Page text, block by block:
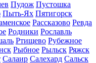
Пудож Пустошка
Пыть-Ях Пятигорск
Рассказово Ревда
Родники Рославль
Ртищево Рубежное
Рыбное Рыльск Ряжск
Салаир Салехард Сальск